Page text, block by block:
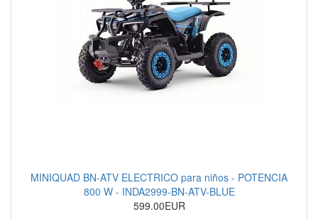
MINIQUAD BN-ATV ELECTRICO para niños - POTENCIA
800 W - INDA2999-BN-ATV-BLUE
599.00EUR